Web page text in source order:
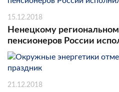
15.12.2018
Ненецкому
пенсионеров России
21.12.2018